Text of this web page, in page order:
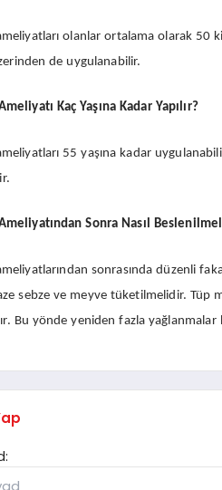
olanlar ortalama olarak 50
de uygulanabilir.
Kaç Yaşına Kadar Yapılır?
55 yaşına kadar
Sonra Nasıl
sonrasında düzenli
sebze ve meyve tüketilmelidir. Tüp
Bu yönde yeniden fazla yağlanmalar